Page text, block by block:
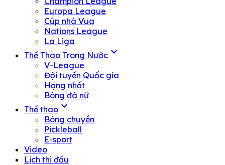
Europa League
Cúp nhà Vua
Nations League
La Liga
Thể Thao Trong Nước expand_more
V-League
Đội tuyển Quốc gia
Hạng nhất
Bóng đá nữ
Thể thao expand_more
Bóng chuyền
Pickleball
E-sport
Video
Lịch thi đấu